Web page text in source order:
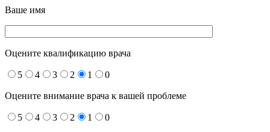
Ваше имя
Оцените квалификацию врача
5 4 3 2 1 0
Оцените внимание врача к вашей проблеме
5 4 3 2 1 0